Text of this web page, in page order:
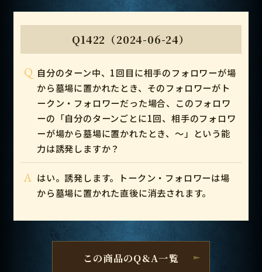
Q1422（2024-06-24）
Q 自分のターン中、1回目に相手のフォロワーが場
から墓場に置かれたとき、そのフォロワーがト
ークン・フォロワーだった場合、このフォロワ
ーの「自分のターンごとに1回、相手のフォロワ
ーが場から墓場に置かれたとき、～」という能
力は誘発しますか？
A はい。誘発します。トークン・フォロワーは場
から墓場に置かれた直後に消去されます。
この商品のQ&A一覧